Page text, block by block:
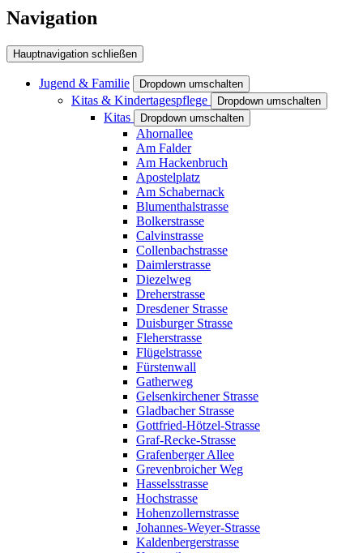
Navigation
Hauptnavigation schließen
Jugend & Familie Dropdown umschalten
Kitas & Kindertagespflege Dropdown umschalten
Kitas Dropdown umschalten
Ahornallee
Am Falder
Am Hackenbruch
Apostelplatz
Am Schabernack
Blumenthalstrasse
Bolkerstrasse
Calvinstrasse
Collenbachstrasse
Daimlerstrasse
Diezelweg
Dreherstrasse
Dresdener Strasse
Duisburger Strasse
Fleherstrasse
Flügelstrasse
Fürstenwall
Gatherweg
Gelsenkirchener Strasse
Gladbacher Strasse
Gottfried-Hötzel-Strasse
Graf-Recke-Strasse
Grafenberger Allee
Grevenbroicher Weg
Hasselsstrasse
Hochstrasse
Hohenzollernstrasse
Johannes-Weyer-Strasse
Kaldenbergerstrasse